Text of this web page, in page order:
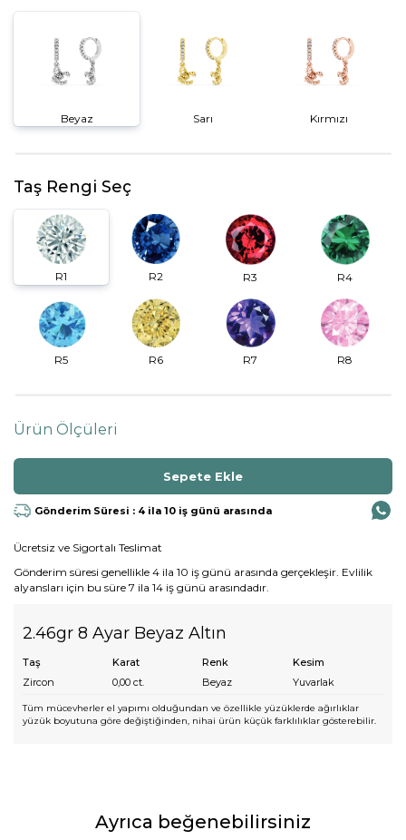
Beyaz Sarı Kırmızı
Taş Rengi Seç
R1 R2 R3 R4
R5 R6 R7 R8
Ürün Ölçüleri
Gönderim Süresi : 4 ila 10 iş günü arasında
Ücretsiz ve Sigortalı Teslimat
Gönderim süresi genellikle 4 ila 10 iş günü arasında gerçekleşir. Evlilik
alyansları için bu süre 7 ila 14 iş günü arasındadır.
2.46gr 8 Ayar Beyaz Altın
Taş Karat Renk
Kesim
Zircon
0,00 ct. Beyaz Yuvarlak
Tüm mücevherler el yapımı olduğundan ve özellikle yüzüklerde ağırlıklar
yüzük boyutuna göre değiştiğinden, nihai ürün küçük farklılıklar gösterebilir.
Ayrıca beğenebilirsiniz